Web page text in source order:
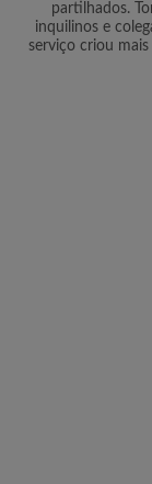
partilhados.
inquilinos e
serviço criou